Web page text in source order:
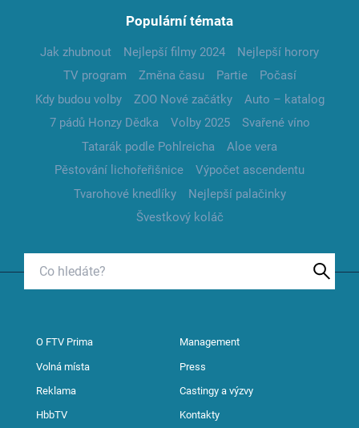
Populární témata
Jak zhubnout Nejlepší filmy 2024
Nejlepší horory
TV program
Změna času Partie
Počasí
Kdy budou volby
ZOO Nové začátky
Auto – katalog
7 pádů Honzy Dědka
Volby 2025
Svařené víno
Tatarák podle Pohlreicha
Aloe vera
Pěstování lichořeřišnice
Výpočet ascendentu
Tvarohové knedlíky
Nejlepší palačinky
Švestkový koláč
O FTV Prima Management
Volná místa Press
Reklama Castingy a výzvy
HbbTV Kontakty